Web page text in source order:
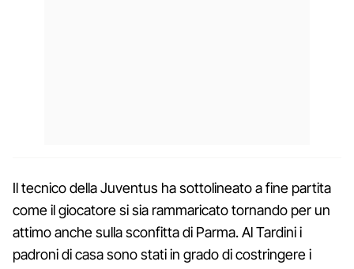
Il tecnico della Juventus ha sottolineato a fine partita
come il giocatore si sia rammaricato tornando per un
attimo anche sulla sconfitta di Parma. Al Tardini i
padroni di casa sono stati in grado di costringere i